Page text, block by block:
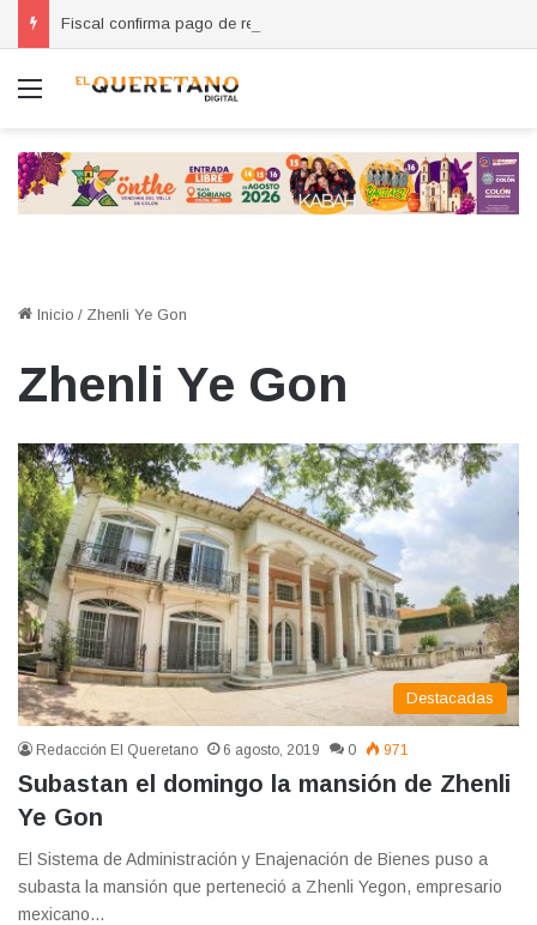
Menú
Inicio / Zhenli Ye Gon
Zhenli Ye Gon
Destacadas
Redacción El Queretano 6 agosto, 2019 0 971
Subastan el domingo la mansión de Zhenli
Ye Gon
El Sistema de Administración y Enajenación de Bienes puso a
subasta la mansión que perteneció a Zhenli Yegon, empresario
mexicano…